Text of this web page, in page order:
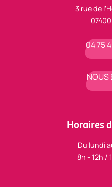
3 rue de
07400
04 75
NOUS
Horaires
Du lundi
8h - 12h /